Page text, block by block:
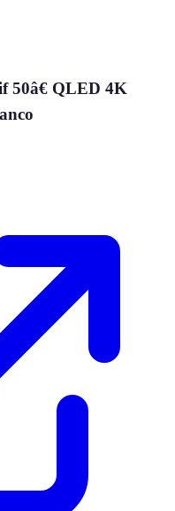
50â€ QLED 4K